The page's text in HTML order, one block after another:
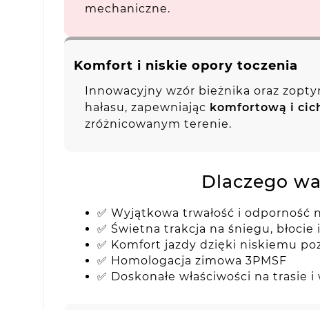
mechaniczne.
Komfort i niskie opory toczenia
Innowacyjny wzór bieżnika oraz
hałasu, zapewniając komfortową i
zróżnicowanym terenie.
Dlaczego
✅ Wyjątkowa trwałość i odporność
✅ Świetna trakcja na śniegu,
✅ Komfort jazdy dzięki niskiemu
✅ Homologacja zimowa 3PMSF
✅ Doskonałe właściwości na trasie